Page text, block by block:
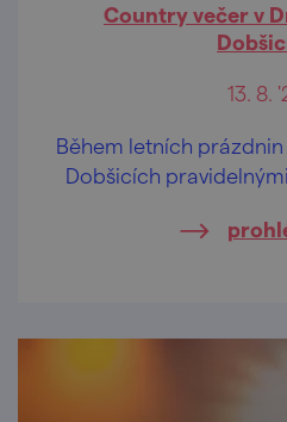
Country večer v
13. 8.
Během letních prázdnin
Dobšicích